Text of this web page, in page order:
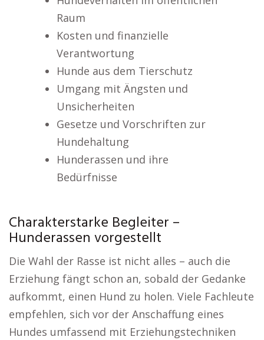
Raum
Kosten und finanzielle
Verantwortung
Hunde aus dem Tierschutz
Umgang mit Ängsten und
Unsicherheiten
Gesetze und Vorschriften zur
Hundehaltung
Hunderassen und ihre
Bedürfnisse
Charakterstarke Begleiter –
Hunderassen vorgestellt
Die Wahl der Rasse ist nicht alles – auch die
Erziehung fängt schon an, sobald der Gedanke
aufkommt, einen Hund zu holen. Viele Fachleute
empfehlen, sich vor der Anschaffung eines
Hundes umfassend mit Erziehungstechniken